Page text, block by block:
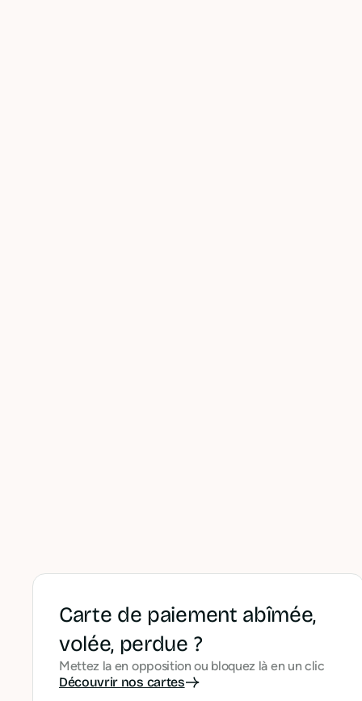
Carte de paiement abîmée,
volée, perdue ?
Mettez la en opposition ou bloquez là en un clic
Découvrir nos cartes